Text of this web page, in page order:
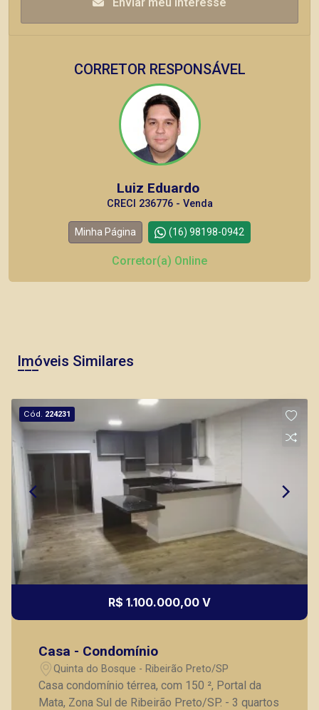
CORRETOR RESPONSÁVEL
Luiz Eduardo
CRECI 236776 - Venda
Minha Página (16) 98198-0942
Corretor(a) Online
Imóveis Similares
Cód. 224231
R$ 1.100.000,00 V
Casa - Condomínio
Quinta do Bosque - Ribeirão Preto/SP
Casa condomínio térrea, com 150 ², Portal da
Mata, Zona Sul de Ribeirão Preto/SP. - 3 quartos